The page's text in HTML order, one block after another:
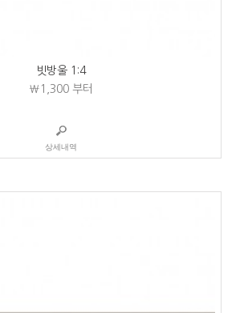
빗방울 1:4
₩1,300부터
상세내역